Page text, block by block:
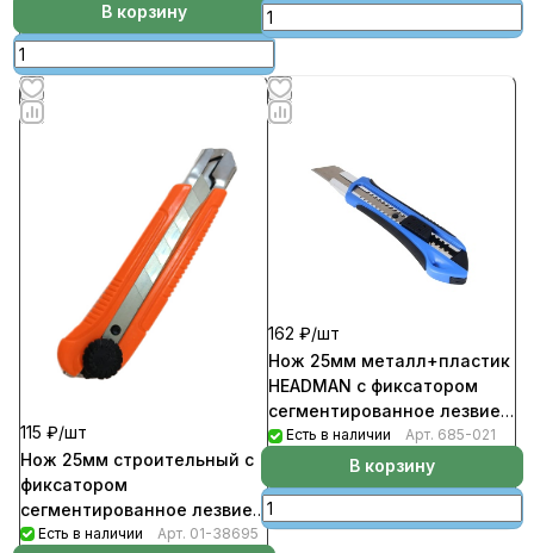
В корзину
115 ₽/шт
Нож 25мм строительный с
фиксатором
сегментированное лезвие
(120шт/кор)
Есть в наличии Арт. 01-38695
162 ₽/шт
Нож 25мм металл+пластик
HEADMAN с фиксатором
сегментированное лезвие
(120шт/кор)
Есть в наличии Арт. 685-021
В корзину